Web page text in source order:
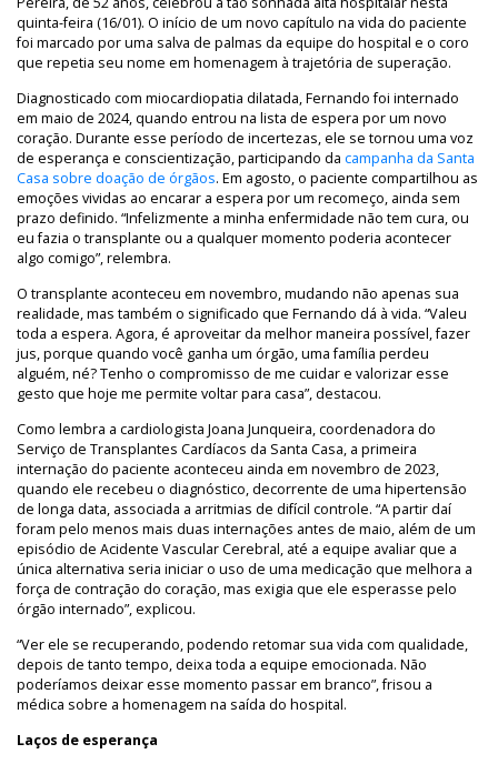
quinta-feira (16/01). O início de um novo capítulo na vida do paciente
foi marcado por uma salva de palmas da equipe do hospital e o coro
que repetia seu nome em homenagem à trajetória de superação.
Diagnosticado com miocardiopatia dilatada, Fernando foi internado
em maio de 2024, quando entrou na lista de espera por um novo
coração. Durante esse período de incertezas, ele se tornou uma voz
de esperança e conscientização, participando da campanha da Santa
Casa sobre doação de órgãos. Em agosto, o paciente compartilhou as
emoções vividas ao encarar a espera por um recomeço, ainda sem
prazo definido. “Infelizmente a minha enfermidade não tem cura, ou
eu fazia o transplante ou a qualquer momento poderia acontecer
algo comigo”, relembra.
O transplante aconteceu em novembro, mudando não apenas sua
realidade, mas também o significado que Fernando dá à vida. “Valeu
toda a espera. Agora, é aproveitar da melhor maneira possível, fazer
jus, porque quando você ganha um órgão, uma família perdeu
alguém, né? Tenho o compromisso de me cuidar e valorizar esse
gesto que hoje me permite voltar para casa”, destacou.
Como lembra a cardiologista Joana Junqueira, coordenadora do
Serviço de Transplantes Cardíacos da Santa Casa, a primeira
internação do paciente aconteceu ainda em novembro de 2023,
quando ele recebeu o diagnóstico, decorrente de uma hipertensão
de longa data, associada a arritmias de difícil controle. “A partir daí
foram pelo menos mais duas internações antes de maio, além de um
episódio de Acidente Vascular Cerebral, até a equipe avaliar que a
única alternativa seria iniciar o uso de uma medicação que melhora a
força de contração do coração, mas exigia que ele esperasse pelo
órgão internado”, explicou.
“Ver ele se recuperando, podendo retomar sua vida com qualidade,
depois de tanto tempo, deixa toda a equipe emocionada. Não
poderíamos deixar esse momento passar em branco”, frisou a
médica sobre a homenagem na saída do hospital.
Laços de esperança